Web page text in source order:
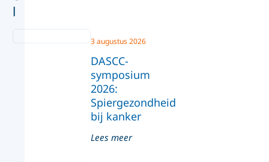
l
DASCC-
symposium
2026:
Spiergezondheid
bij kanker
3 augustus 2026
Lees meer